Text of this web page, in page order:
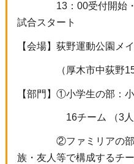
13：00受付開始・13
試合スタート
【会場】荻野運動公園メ
（厚木市中荻野
【部門】①小学生の部：
16チーム （3人以
②ファミリアの部：
族・友人等で構成するチ